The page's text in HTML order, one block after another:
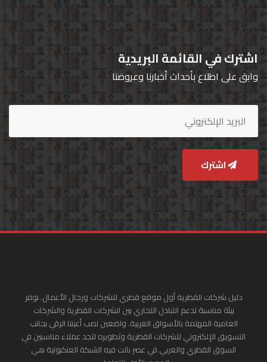
اشترك في القائمة البريدية
وابق على اطلاع بأحداث أخبارنا وعروضنا
اشترك
دليل شركات القطرية أول موقع قطري للشركات ورجال الأعمال. نوفر
بيئة مناسبة لدعم التبادل التجاري بين الشركات القطرية والشركات
العامية المهتمة بالأسواق العربية. واضعين نصب أعيننا الرقي بجانب
التسويق الإلكتروني للشركات القطرية وتطويره لتجد عملاء مناسبين في
السوق القطري والعربي في عصر باتت فيه الشبكة العنكبونية هي